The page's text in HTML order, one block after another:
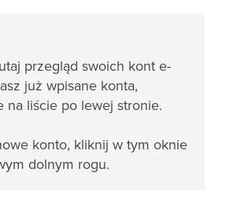
przegląd swoich kont e-
już wpisane konta,
na liście po lewej stronie.
konto, kliknij w tym oknie
dolnym rogu.